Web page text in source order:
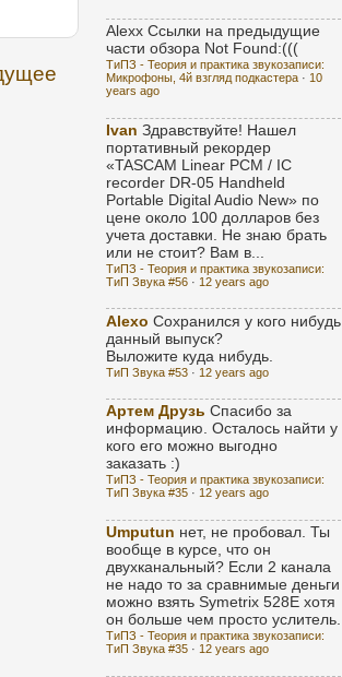
Alexx Ссылки на предыдущие
части обзора Not Found:(((
ТиПЗ - Теория и практика звукозаписи:
Микрофоны, 4й взгляд подкастера · 10
years ago
Ivan Здравствуйте! Нашел
портативный рекордер
«TASCAM Linear PCM / IC
recorder DR-05 Handheld
Portable Digital Audio New» по
цене около 100 долларов без
учета доставки. Не знаю брать
или не стоит? Вам в...
ТиПЗ - Теория и практика звукозаписи:
ТиП Звука #56 · 12 years ago
Alexo Сохранился у кого нибудь
данный выпуск?
Выложите куда нибудь.
ТиП Звука #53 · 12 years ago
Артем Друзь Спасибо за
информацию. Осталось найти у
кого его можно выгодно
заказать :)
ТиПЗ - Теория и практика звукозаписи:
ТиП Звука #35 · 12 years ago
Umputun нет, не пробовал. Ты
вообще в курсе, что он
двухканальный? Если 2 канала
не надо то за сравнимые деньги
можно взять Symetrix 528E хотя
он больше чем просто услитель.
ТиПЗ - Теория и практика звукозаписи:
ТиП Звука #35 · 12 years ago